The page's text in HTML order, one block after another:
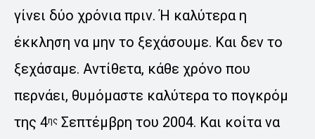
γίνει δύο χρόνια πριν. Ή καλύτερα η
έκκληση να μην το ξεχάσουμε. Και δεν το
ξεχάσαμε. Αντίθετα, κάθε χρόνο που
περνάει, θυμόμαστε καλύτερα το πογκρόμ
της 4ης Σεπτέμβρη του 2004. Και κοίτα να